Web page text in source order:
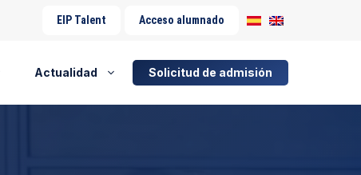
EIP Talent Acceso alumnado
Actualidad Solicitud de admisión